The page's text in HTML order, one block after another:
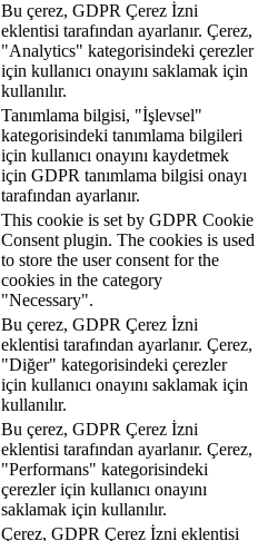
Bu çerez, GDPR Çerez İzni
eklentisi tarafından ayarlanır. Çerez,
"Analytics" kategorisindeki çerezler
için kullanıcı onayını saklamak için
kullanılır.
Tanımlama bilgisi, "İşlevsel"
kategorisindeki tanımlama bilgileri
için kullanıcı onayını kaydetmek
için GDPR tanımlama bilgisi onayı
tarafından ayarlanır.
This cookie is set by GDPR Cookie
Consent plugin. The cookies is used
to store the user consent for the
cookies in the category
"Necessary".
Bu çerez, GDPR Çerez İzni
eklentisi tarafından ayarlanır. Çerez,
"Diğer" kategorisindeki çerezler
için kullanıcı onayını saklamak için
kullanılır.
Bu çerez, GDPR Çerez İzni
eklentisi tarafından ayarlanır. Çerez,
"Performans" kategorisindeki
çerezler için kullanıcı onayını
saklamak için kullanılır.
Çerez, GDPR Çerez İzni eklentisi